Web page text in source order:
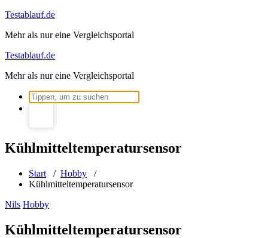
Zum
springen
Testablauf.de
Mehr als nur eine Vergleichsportal
Testablauf.de
Mehr als nur eine Vergleichsportal
Suchen
nach:
Kühlmitteltemperatursensor
Start / Hobby /
Kühlmitteltemperatursensor
Nils Hobby
Kühlmitteltemperatursensor